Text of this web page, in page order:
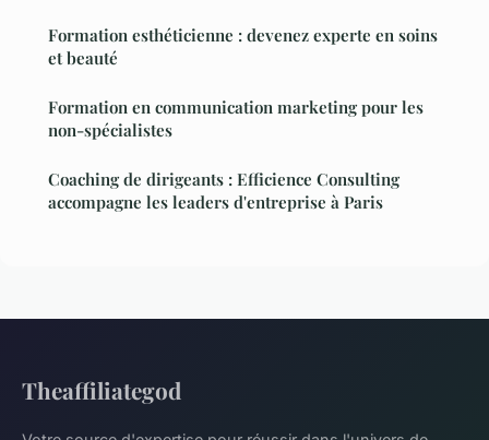
Formation esthéticienne : devenez experte en soins
et beauté
Formation en communication marketing pour les
non-spécialistes
Coaching de dirigeants : Efficience Consulting
accompagne les leaders d'entreprise à Paris
Theaffiliategod